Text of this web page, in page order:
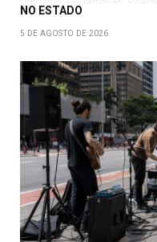
NO ESTADO
5 DE AGOSTO DE 2026